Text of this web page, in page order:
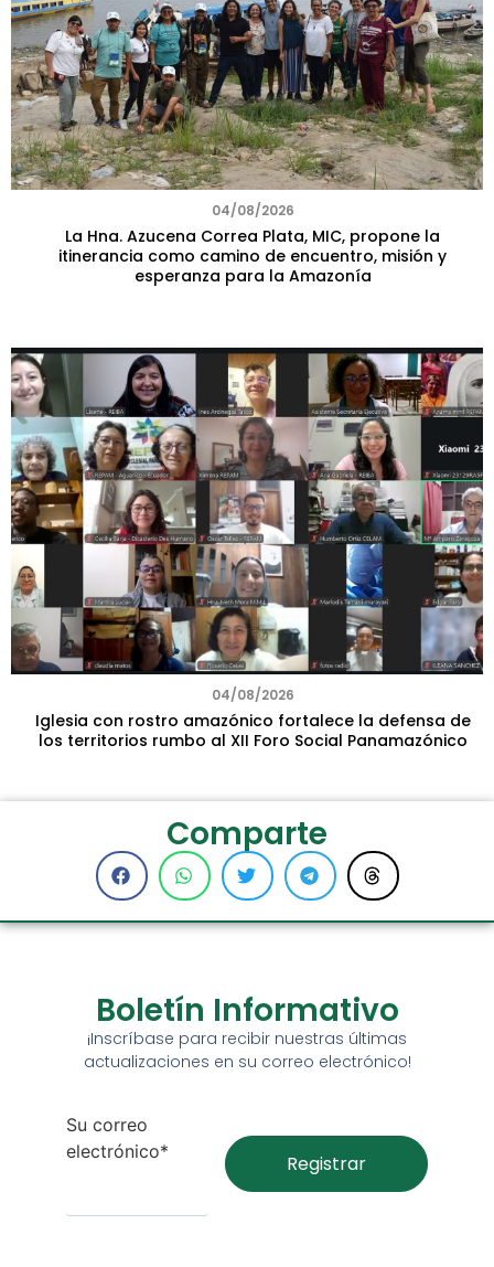
04/08/2026
La Hna. Azucena Correa Plata, MIC, propone la
itinerancia como camino de encuentro, misión y
esperanza para la Amazonía
04/08/2026
Iglesia con rostro amazónico fortalece la defensa de
los territorios rumbo al XII Foro Social Panamazónico
Comparte
Boletín Informativo
¡Inscríbase para recibir nuestras últimas
actualizaciones en su correo electrónico!
Su correo
electrónico*